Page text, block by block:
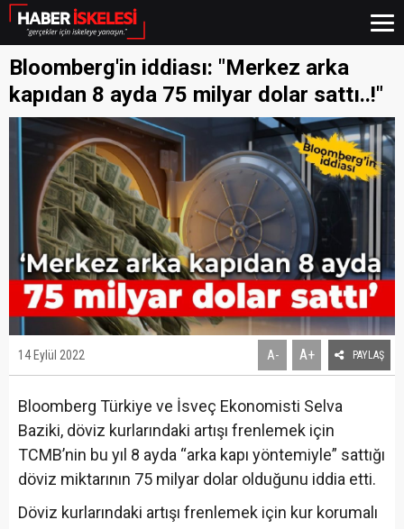
Bloomberg'in iddiası: "Merkez arka
kapıdan 8 ayda 75 milyar dolar sattı..!"
14 Eylül 2022 A- A+ PAYLAŞ
Bloomberg Türkiye ve İsveç Ekonomisti Selva
Baziki, döviz kurlarındaki artışı frenlemek için
TCMB’nin bu yıl 8 ayda “arka kapı yöntemiyle” sattığı
döviz miktarının 75 milyar dolar olduğunu iddia etti.
Döviz kurlarındaki artışı frenlemek için kur korumalı